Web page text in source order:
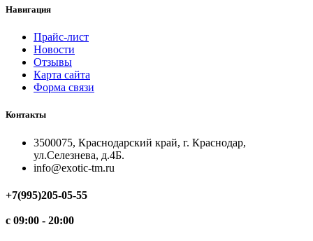
Навигация
Прайс-лист
Новости
Отзывы
Карта сайта
Форма связи
Контакты
3500075, Краснодарский край, г. Краснодар,
ул.Селезнева, д.4Б.
info@exotic-tm.ru
+7(995)205-05-55
с 09:00 - 20:00